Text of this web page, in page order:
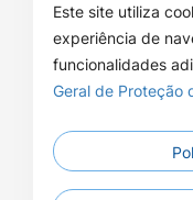
Este site utiliza
experiência de
funcionalidades
Geral de Proteção